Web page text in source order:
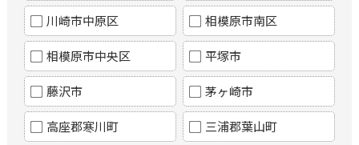
川崎市中原区 相模原市南区
相模原市中央区 平塚市
藤沢市 茅ヶ崎市
高座郡寒川町 三浦郡葉山町